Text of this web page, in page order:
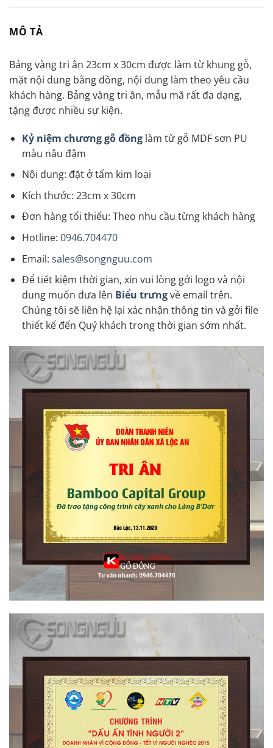
MÔ TẢ
Bảng vàng tri ân 23cm x 30cm được làm từ khung gỗ,
mặt nội dung bằng đồng, nội dung làm theo yêu cầu
khách hàng. Bảng vàng tri ân, mẫu mã rất đa dạng,
tặng được nhiều sự kiện.
Kỷ niệm chương gỗ đồnglàm từ gỗ MDF sơn PU
màu nâu đậm
Nội dung: đặt ở tấm kim loại
Kích thước: 23cm x 30cm
Đơn hàng tối thiểu: Theo nhu cầu từng khách hàng
Hotline: 0946.704470
Email: sales@songnguu.com
Để tiết kiệm thời gian, xin vui lòng gởi logo và nội
dung muốn đưa lên Biểu trưngvề email trên.
Chúng tôi sẽ liên hệ lại xác nhận thông tin và gởi file
thiết kế đến Quý khách trong thời gian sớm nhất.